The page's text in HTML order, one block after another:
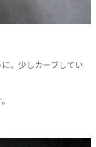
、少しカーブしてい